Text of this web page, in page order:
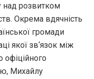
над розвитком
. Окрема вдячність
громади
якої зв‘язок між
, Михайлу